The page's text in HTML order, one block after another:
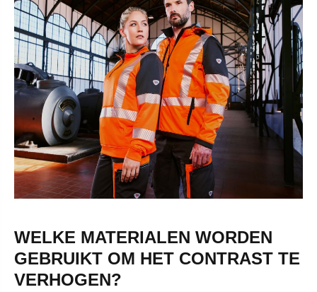
WELKE MATERIALEN WORDEN
GEBRUIKT OM HET CONTRAST TE
VERHOGEN?